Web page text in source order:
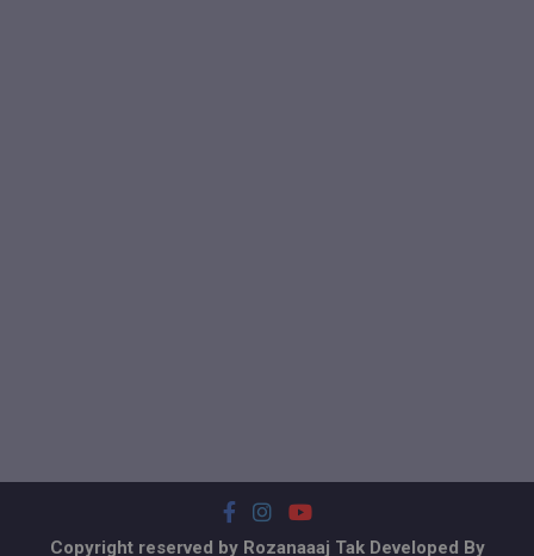
Copyright reserved by Rozanaaaj Tak Developed By